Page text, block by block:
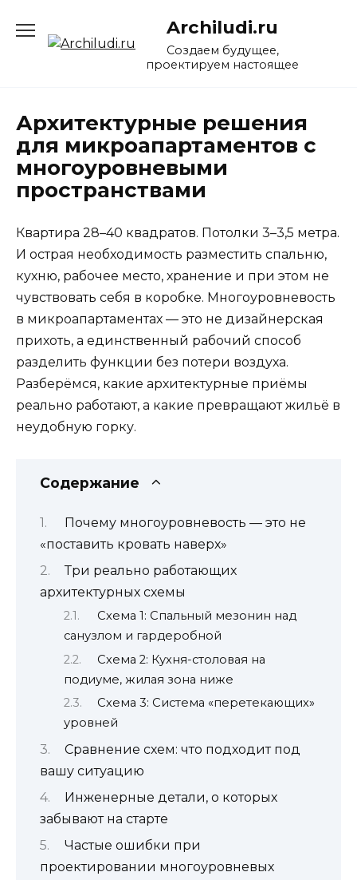
содержанию
Archiludi.ru
Создаем будущее,
проектируем настоящее
Архитектурные решения
для микроапартаментов с
многоуровневыми
пространствами
Квартира 28–40 квадратов. Потолки 3–3,5 метра.
И острая необходимость разместить спальню,
кухню, рабочее место, хранение и при этом не
чувствовать себя в коробке. Многоуровневость
в микроапартаментах — это не дизайнерская
прихоть, а единственный рабочий способ
разделить функции без потери воздуха.
Разберёмся, какие архитектурные приёмы
реально работают, а какие превращают жильё в
неудобную горку.
Содержание
Почему многоуровневость — это не
«поставить кровать наверх»
Три реально работающих
архитектурных схемы
Схема 1: Спальный мезонин над
санузлом и гардеробной
Схема 2: Кухня-столовая на
подиуме, жилая зона ниже
Схема 3: Система «перетекающих»
уровней
Сравнение схем: что подходит под
вашу ситуацию
Инженерные детали, о которых
забывают на старте
Частые ошибки при
проектировании многоуровневых